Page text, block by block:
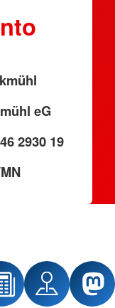
eG
2930 19